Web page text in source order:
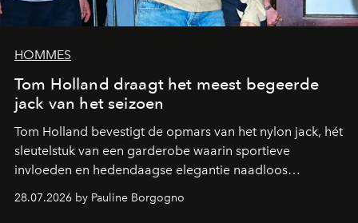
HOMMES
Tom Holland draagt het meest begeerde
jack van het seizoen
Tom Holland bevestigt de opmars van het nylon jack, hét
sleutelstuk van een garderobe waarin sportieve
invloeden en hedendaagse elegantie naadloos
samenkomen.
28.07.2026 by Pauline Borgogno